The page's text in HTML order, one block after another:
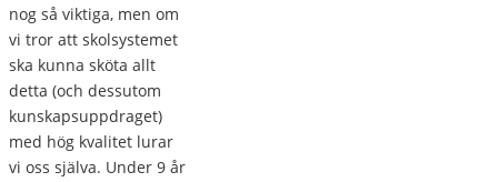
nog så viktiga, men om
vi tror att skolsystemet
ska kunna sköta allt
detta (och dessutom
kunskapsuppdraget)
med hög kvalitet lurar
vi oss själva. Under 9 år